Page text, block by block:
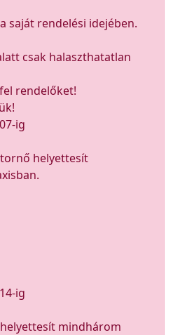
saját rendelési idejében.
csak halaszthatatlan
rendelőket!
ig
helyettesít
ig
mindhárom